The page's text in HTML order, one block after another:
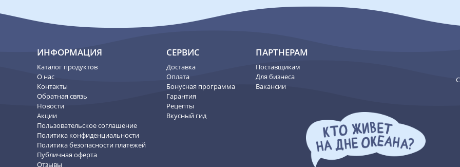
ИНФОРМАЦИЯ
Каталог продуктов
О нас
Контакты
Обратная связь
Новости
Акции
Пользовательское соглашение
Политика конфиденциальности
Политика безопасности платежей
Публичная оферта
Отзывы
СЕРВИС
Доставка
Оплата
Бонусная программа
Гарантия
Рецепты
Вкусный гид
ПАРТНЕРАМ
Поставщикам
Для бизнеса
Вакансии